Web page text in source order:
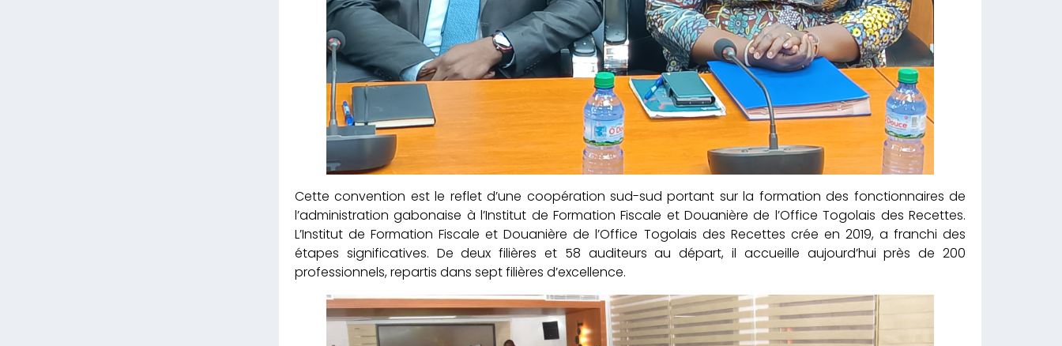
Cette convention est le reflet d’une coopération sud-sud portant sur la formation des fonctionnaires de
l’administration gabonaise à l’Institut de Formation Fiscale et Douanière de l’Office Togolais des Recettes.
L’Institut de Formation Fiscale et Douanière de l’Office Togolais des Recettes crée en 2019, a franchi des
étapes significatives. De deux filières et 58 auditeurs au départ, il accueille aujourd’hui près de 200
professionnels, repartis dans sept filières d’excellence.